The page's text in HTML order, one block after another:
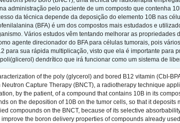
administração pelo paciente de um composto que contenha
da técnica depende da deposição do elemento 10B nas
(BFA) é um dos compostos mais estudados e
Vários estudos vêm tentando melhorar as propriedades
agente direcionador do BFA para células tumorais, pois
para sua rápida multiplicação, visto que ela é importante para
dendrítico que irá funcionar como um sistema de
of the poly (glycerol) and bored B12 vitamin (CbI-
Capture Therapy (BNCT), a radiotherapy technique
by the patient, of a compound that contains 10B in its
on the deposition of 10B on the tumor cells, so that it
compounds on the BNCT, because of its selective
the boron delivery properties of compounds already